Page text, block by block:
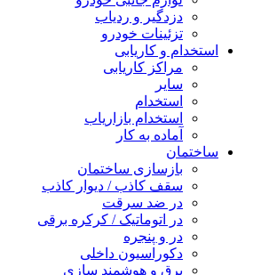
دزدگیر و ردیاب
تزئینات خودرو
استخدام و کاریابی
مراکز کاریابی
سایر
استخدام
استخدام بازاریاب
آماده به کار
ساختمان
بازسازی ساختمان
سقف کاذب / دیوار کاذب
در ضد سرقت
در اتوماتیک / کرکره برقی
در و پنجره
دکوراسیون داخلی
برق و هوشمند سازی